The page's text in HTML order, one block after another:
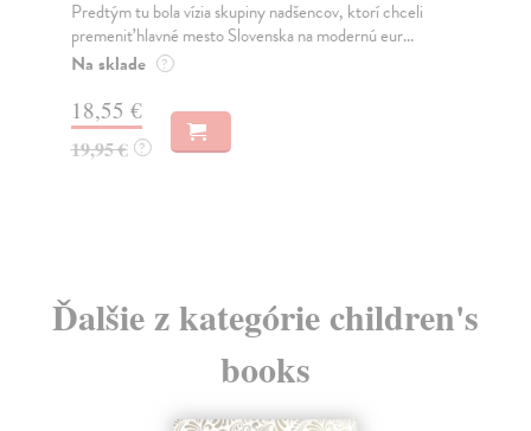
Ty jsi to byla, kdo mi vyprávěl o tom městě. Město a
jeho nejisté zdi – dlouho očekávaný román Haru...
Na sklade
31,21 €
32,85 €
Ďalšie z kategórie children's
books